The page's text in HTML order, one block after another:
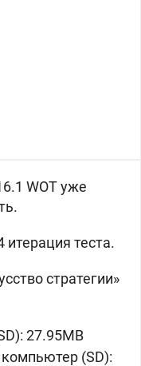
WOT уже
итерация теста.
стратегии»
27.95MB
(SD):